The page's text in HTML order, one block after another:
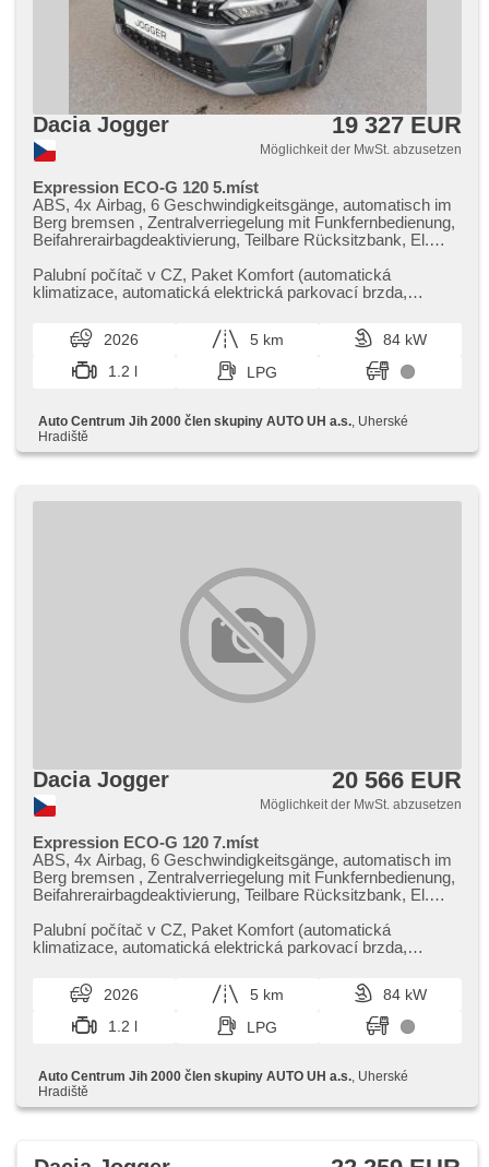
Dacia Jogger 19 327 EUR
Möglichkeit der MwSt. abzusetzen
Expression ECO-G 120 5.míst
ABS, 4x Airbag, 6 Geschwindigkeitsgänge, automatisch im
Berg bremsen , Zentralverriegelung mit Funkfernbedienung,
Beifahrerairbagdeaktivierung, Teilbare Rücksitzbank, El.
Nebelscheinwerfer, Lenkrad einstellbar, Bordcomputer,
erfüllt 'EURO VI', Servolenkung, Vorderlichter LED,
Lichtsensor, Dachträger, Tempomat, USB,
Außenthermometer, beheizte Spiegel, isofix, Bluetooth, LED
denní svícení, asistent rozjezdu do kopce (HSA)
Palubní počítač v CZ,​ Paket Komfort (automatická
klimatizace,​ automatická elektrická parkovací brzda,​
2026 5 km
84 kW
1.2 l
LPG
Auto Centrum Jih 2000 člen skupiny AUTO UH a.s. , Uherské
Hradiště
Dacia Jogger 20 566 EUR
Möglichkeit der MwSt. abzusetzen
Expression ECO-G 120 7.míst
ABS, 4x Airbag, 6 Geschwindigkeitsgänge, automatisch im
Berg bremsen , Zentralverriegelung mit Funkfernbedienung,
Beifahrerairbagdeaktivierung, Teilbare Rücksitzbank, El.
Nebelscheinwerfer, Lenkrad einstellbar, Bordcomputer,
erfüllt 'EURO VI', Servolenkung, Vorderlichter LED,
Lichtsensor, Dachträger, Tempomat, USB,
Außenthermometer, beheizte Spiegel, isofix, Bluetooth, LED
denní svícení, asistent rozjezdu do kopce (HSA)
Palubní počítač v CZ,​ Paket Komfort (automatická
klimatizace,​ automatická elektrická parkovací brzda,​
2026 5 km
84 kW
1.2 l
LPG
Auto Centrum Jih 2000 člen skupiny AUTO UH a.s. , Uherské
Hradiště